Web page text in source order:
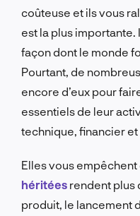
coûteuse et ils vous
est la plus importante.
façon dont le monde
Pourtant, de
encore d’eux pour
essentiels de leur
technique, financier
Elles vous empêchent
héritées rendent plus
produit, le lancement